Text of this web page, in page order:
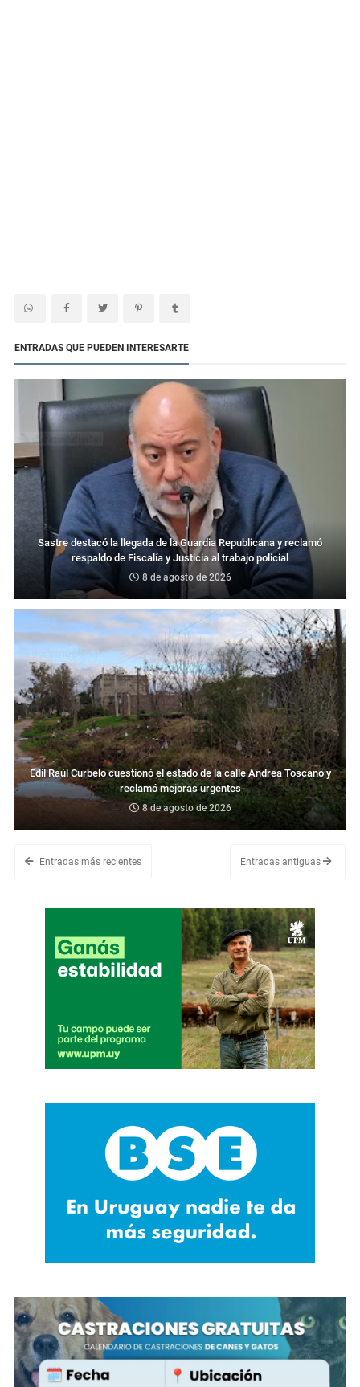
ENTRADAS QUE PUEDEN INTERESARTE
Sastre destacó la llegada de la Guardia Republicana y reclamó
respaldo de Fiscalía y Justicia al trabajo policial
8 de agosto de 2026
Edil Raúl Curbelo cuestionó el estado de la calle Andrea Toscano y
reclamó mejoras urgentes
8 de agosto de 2026
Entradas más recientes Entradas antiguas